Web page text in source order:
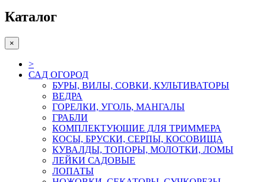
Каталог
×
>
САД ОГОРОД
БУРЫ, ВИЛЫ, СОВКИ, КУЛЬТИВАТОРЫ
ВЕДРА
ГОРЕЛКИ, УГОЛЬ, МАНГАЛЫ
ГРАБЛИ
КОМПЛЕКТУЮШИЕ ДЛЯ ТРИММЕРА
КОСЫ, БРУСКИ, СЕРПЫ, КОСОВИЩА
КУВАЛДЫ, ТОПОРЫ, МОЛОТКИ, ЛОМЫ
ЛЕЙКИ САДОВЫЕ
ЛОПАТЫ